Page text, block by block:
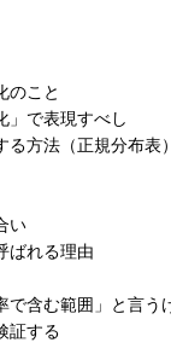
のこと
」で表現すべし
る方法（正規分布表
い
ばれる理由
で含む範囲」と言う
証する